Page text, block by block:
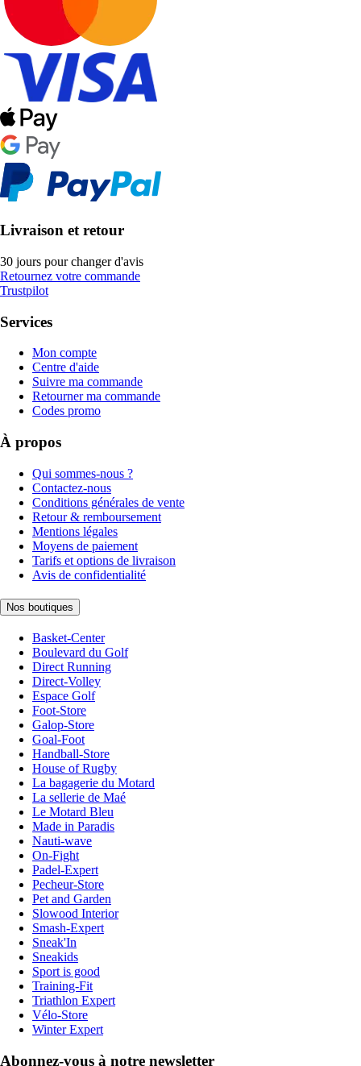
Livraison et retour
30 jours pour changer d'avis
Retournez votre commande
Trustpilot
Services
Mon compte
Centre d'aide
Suivre ma commande
Retourner ma commande
Codes promo
À propos
Qui sommes-nous ?
Contactez-nous
Conditions générales de vente
Retour & remboursement
Mentions légales
Moyens de paiement
Tarifs et options de livraison
Avis de confidentialité
Nos boutiques
Basket-Center
Boulevard du Golf
Direct Running
Direct-Volley
Espace Golf
Foot-Store
Galop-Store
Goal-Foot
Handball-Store
House of Rugby
La bagagerie du Motard
La sellerie de Maé
Le Motard Bleu
Made in Paradis
Nauti-wave
On-Fight
Padel-Expert
Pecheur-Store
Pet and Garden
Slowood Interior
Smash-Expert
Sneak'In
Sneakids
Sport is good
Training-Fit
Triathlon Expert
Vélo-Store
Winter Expert
Abonnez-vous à notre newsletter